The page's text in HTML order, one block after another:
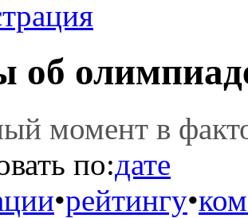
об
момент в
по:дате
•рейтингу•